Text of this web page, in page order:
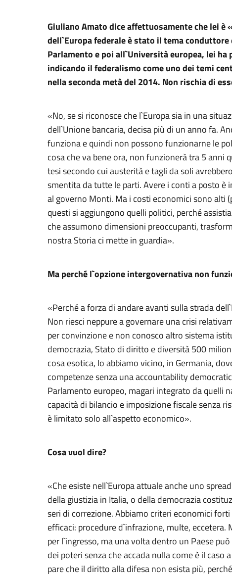
Giuliano Amato dice affettuosamente che lei
dell`Europa federale è stato il tema
Parlamento e poi all`Università europea, lei
indicando il federalismo come uno dei temi
nella seconda metà del 2014. Non rischia di
«No, se si riconosce che l`Europa sia in una
dell`Unione bancaria, decisa più di un anno fa.
funziona e quindi non possono funzionarne le
cosa che va bene ora, non funzionerà tra 5 anni
tesi secondo cui austerità e tagli da soli
smentita da tutte le parti. Avere i conti a posto
al governo Monti. Ma i costi economici sono alti
questi si aggiungono quelli politici, perché
che assumono dimensioni preoccupanti,
nostra Storia ci mette in guardia».
Ma perché l`opzione intergovernativa non
«Perché a forza di andare avanti sulla strada
Non riesci neppure a governare una crisi
per convinzione e non conosco altro sistema
democrazia, Stato di diritto e diversità 500
cosa esotica, lo abbiamo vicino, in Germania,
competenze senza una accountability
Parlamento europeo, magari integrato da quelli
capacità di bilancio e imposizione fiscale senza
è limitato solo all`aspetto economico».
Cosa vuol dire?
«Che esiste nell`Europa attuale anche uno
della giustizia in Italia, o della democrazia
seri di correzione. Abbiamo criteri economici
efficaci: procedure d`infrazione, multe,
per l`ingresso, ma una volta dentro un Paese
dei poteri senza che accada nulla come è il caso
pare che il diritto alla difesa non esista più,